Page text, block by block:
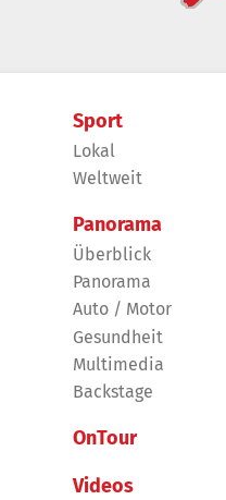
Sport
Lokal
Weltweit
Panorama
Überblick
Panorama
Auto / Motor
Gesundheit
Multimedia
Backstage
OnTour
Videos